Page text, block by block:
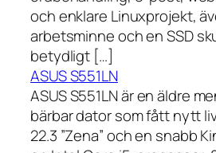
och enklare Linuxprojekt,
arbetsminne och en SSD
betydligt […]
ASUS S551LN
ASUS S551LN är en äldre
bärbar dator som fått nytt
22.3 ”Zena” och en snabb